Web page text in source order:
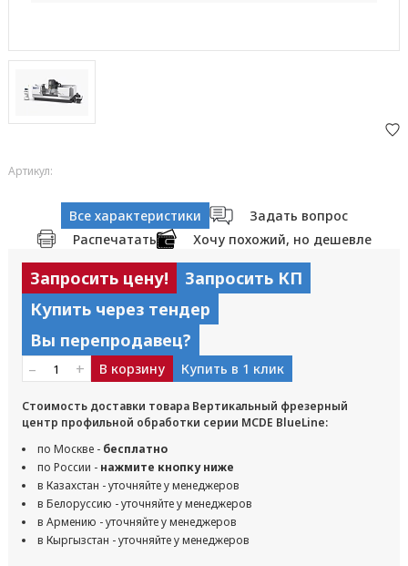
Артикул:
Все характеристики
Задать вопрос
Распечатать
Хочу похожий, но дешевле
Запросить цену!
Запросить КП
Купить через тендер
Вы перепродавец?
– + В корзину Купить в 1 клик
Стоимость доставки товара Вертикальный фрезерный
центр профильной обработки серии MCDE BlueLine:
по Москве - бесплатно
по России - нажмите кнопку ниже
в Казахстан - уточняйте у менеджеров
в Белоруссию - уточняйте у менеджеров
в Армению - уточняйте у менеджеров
в Кыргызстан - уточняйте у менеджеров